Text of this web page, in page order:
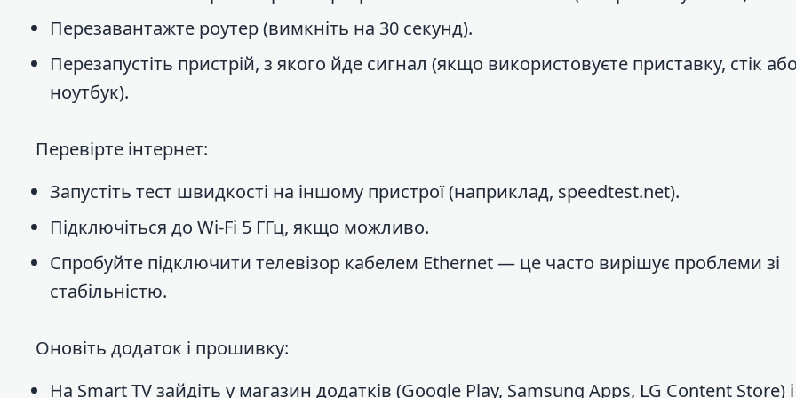
Перезавантажте роутер (вимкніть на 30 секунд).
Перезапустіть пристрій, з якого йде сигнал (якщо використовуєте приставку, стік
ноутбук).
Перевірте інтернет:
Запустіть тест швидкості на іншому пристрої (наприклад, speedtest.net).
Підключіться до Wi-Fi 5 ГГц, якщо можливо.
Спробуйте підключити телевізор кабелем Ethernet — це часто вирішує проблеми зі
стабільністю.
Оновіть додаток і прошивку:
На Smart TV зайдіть у магазин додатків (Google Play, Samsung Apps, LG Content Store) і